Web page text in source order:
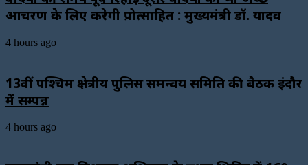
आचरण के लिए करेगी प्रोत्साहित : मुख्यमंत्री डॉ. यादव
4 hours ago
13वीं पश्चिम क्षेत्रीय पुलिस समन्वय समिति की बैठक इंदौर
में सम्पन्न
4 hours ago